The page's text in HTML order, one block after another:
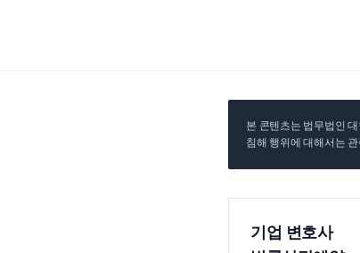
본 콘텐츠는 법무법인
침해 행위에 대해서는
기업 변호사